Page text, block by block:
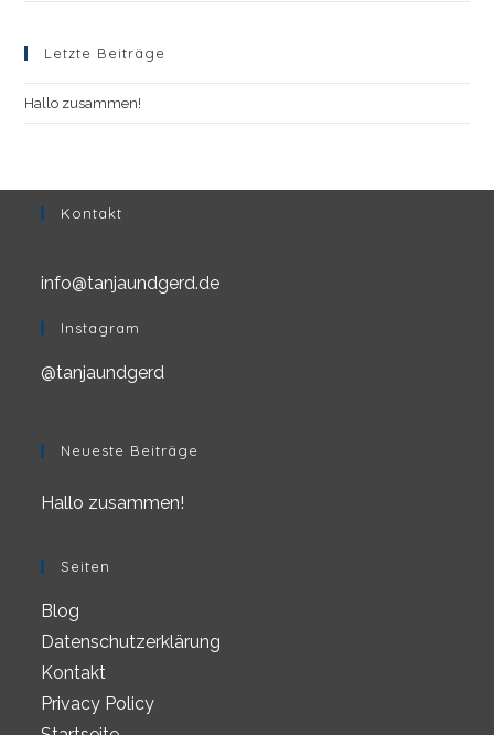
Letzte Beiträge
Hallo zusammen!
Kontakt
info@tanjaundgerd.deOpens
Instagram
@tanjaundgerd
Neueste Beiträge
Hallo zusammen!
Seiten
Blog
Datenschutzerklärung
Kontakt
Privacy Policy